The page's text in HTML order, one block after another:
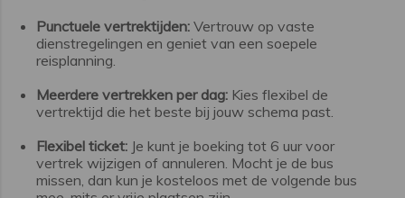
Punctuele vertrektijden: Vertrouw op vaste
dienstregelingen en geniet van een soepele
reisplanning.
Meerdere vertrekken per dag: Kies flexibel de
vertrektijd die het beste bij jouw schema past.
Flexibel ticket: Je kunt je boeking tot 6 uur voor
vertrek wijzigen of annuleren. Mocht je de bus
missen, dan kun je kosteloos met de volgende bus